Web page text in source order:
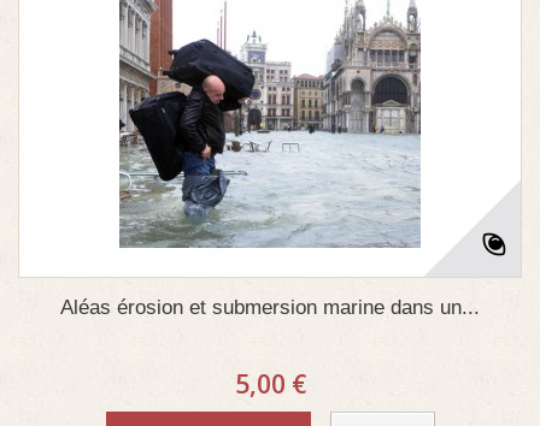
Aléas érosion et submersion marine dans un...
5,00 €